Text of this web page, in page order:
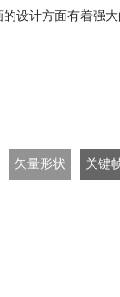
设计方面有着强
矢量形状 关键